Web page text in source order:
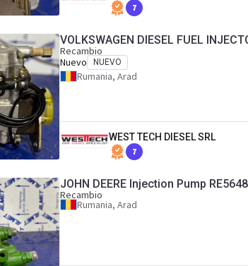
7
VOLKSWAGEN DIESEL FUEL
Recambio
Nuevo
NUEVO
Rumania, Arad
WEST TECH DIESEL SRL
7
JOHN DEERE Injection Pump
Recambio
Rumania, Arad